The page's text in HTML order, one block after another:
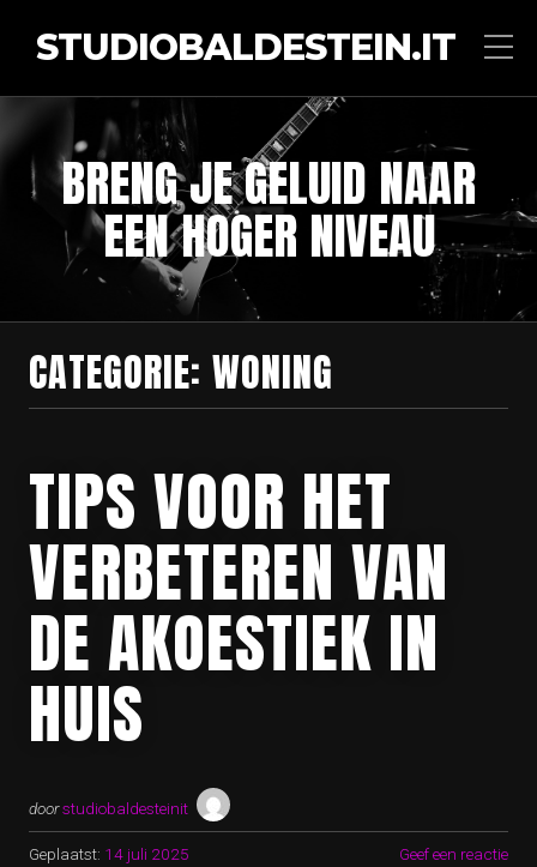
STUDIOBALDESTEIN.IT
BRENG JE GELUID NAAR
EEN HOGER NIVEAU
CATEGORIE: WONING
TIPS VOOR HET
VERBETEREN VAN
DE AKOESTIEK IN
HUIS
doorstudiobaldesteinit
Geplaatst: 14 juli 2025 Geef een reactie